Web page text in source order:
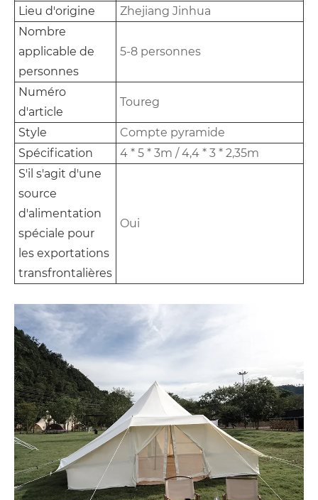
Lieu d'origine
Zhejiang Jinhua
Nombre
applicable de
personnes
5-8 personnes
Numéro
d'article
Toureg
Style
Compte pyramide
Spécification
4 * 5 * 3m / 4,4 * 3 * 2,35m
S'il s'agit d'une
source
d'alimentation
spéciale pour
les exportations
transfrontalières
Oui